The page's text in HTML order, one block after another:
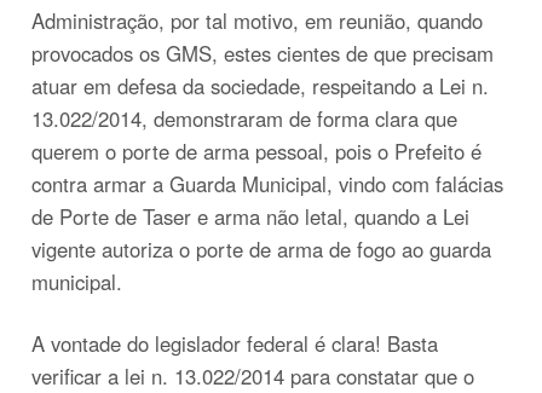
Administração, por tal motivo, em reunião, quando
provocados os GMS, estes cientes de que precisam
atuar em defesa da sociedade, respeitando a Lei n.
13.022/2014, demonstraram de forma clara que
querem o porte de arma pessoal, pois o Prefeito é
contra armar a Guarda Municipal, vindo com falácias
de Porte de Taser e arma não letal, quando a Lei
vigente autoriza o porte de arma de fogo ao guarda
municipal.
A vontade do legislador federal é clara! Basta
verificar a lei n. 13.022/2014 para constatar que o